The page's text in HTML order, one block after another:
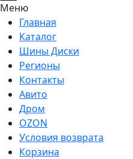
Меню
Главная
Каталог
Шины Диски
Регионы
Контакты
Авито
Дром
OZON
Условия возврата
Корзина